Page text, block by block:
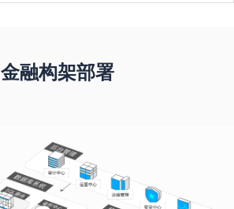
金融构架部署